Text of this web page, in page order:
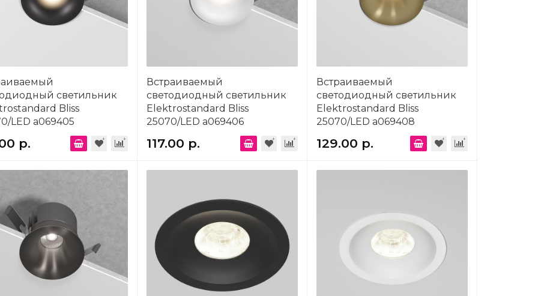
светильник
Bliss
LED a069405
р.
Встраиваемый
светодиодный светильник
Elektrostandard Bliss
25070/LED a069406
117.00 р.
Встраиваемый
светодиодный светильник
Elektrostandard Bliss
25070/LED a069408
129.00 р.